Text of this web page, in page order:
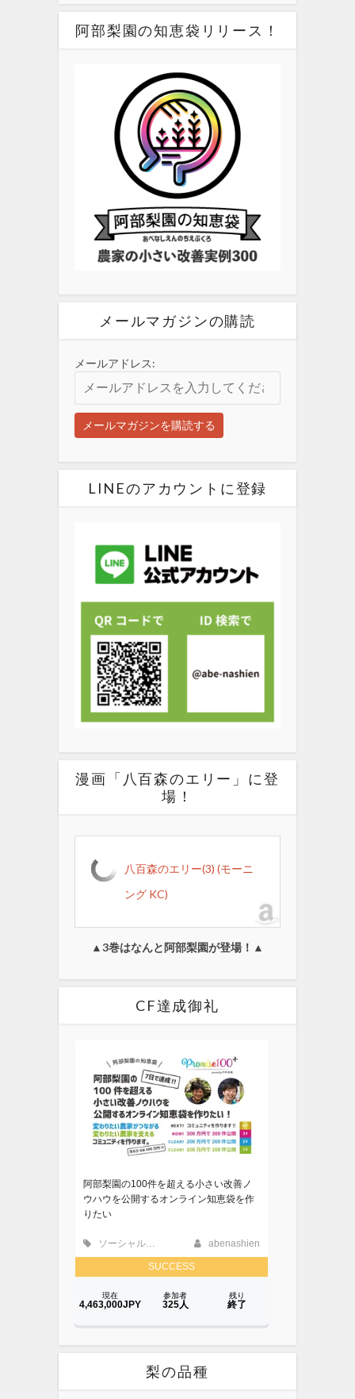
阿部梨園の知恵袋リリース！
メールマガジンの購読
メールアドレス:
LINEのアカウントに登録
漫画「八百森のエリー」に登
場！
八百森のエリー(3) (モーニ
ング KC)
▲3巻はなんと阿部梨園が登場！▲
CF達成御礼
梨の品種